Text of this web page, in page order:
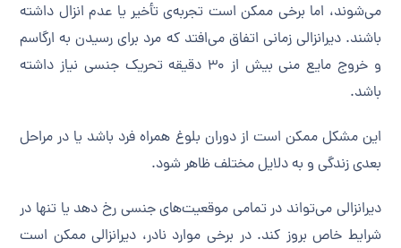
می‌شوند، اما برخی ممکن است تجربه‌ی تأخیر یا عدم انزال داشته
باشند. دیرانزالی زمانی اتفاق می‌افتد که مرد برای رسیدن به ارگاسم
و خروج مایع منی بیش از ۳۰ دقیقه تحریک جنسی نیاز داشته
باشد.
این مشکل ممکن است از دوران بلوغ همراه فرد باشد یا در مراحل
بعدی زندگی و به دلایل مختلف ظاهر شود.
دیرانزالی می‌تواند در تمامی موقعیت‌های جنسی رخ دهد یا تنها در
شرایط خاص بروز کند. در برخی موارد نادر، دیرانزالی ممکن است